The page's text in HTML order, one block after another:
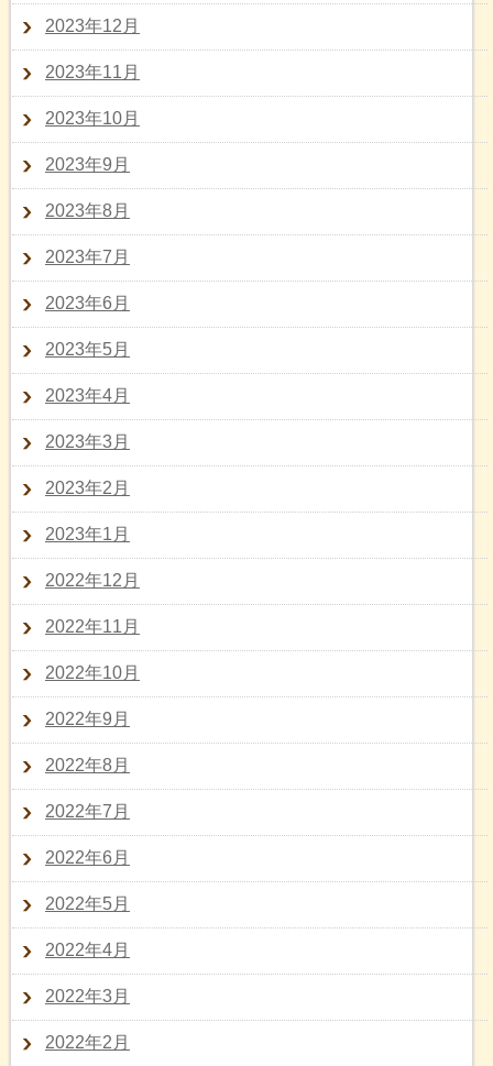
2023年12月
2023年11月
2023年10月
2023年9月
2023年8月
2023年7月
2023年6月
2023年5月
2023年4月
2023年3月
2023年2月
2023年1月
2022年12月
2022年11月
2022年10月
2022年9月
2022年8月
2022年7月
2022年6月
2022年5月
2022年4月
2022年3月
2022年2月